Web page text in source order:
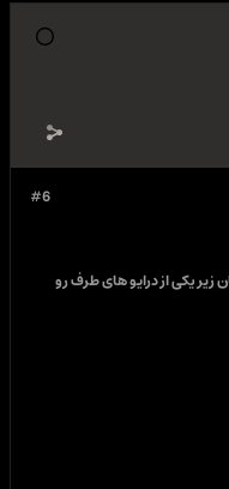
#6
یکی از درایو های طرف رو